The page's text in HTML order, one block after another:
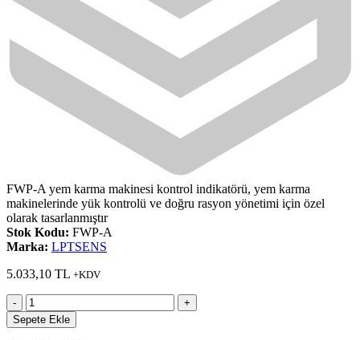
FWP-A yem karma makinesi kontrol indikatörü, yem karma
makinelerinde yük kontrolü ve doğru rasyon yönetimi için özel
olarak tasarlanmıştır
Stok Kodu: FWP-A
Marka: LPTSENS
5.033,10 TL +KDV
-
+
Sepete Ekle